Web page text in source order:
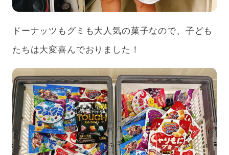
ドーナッツもグミも大人気の菓子なので、子ども
たちは大変喜んでおりました！